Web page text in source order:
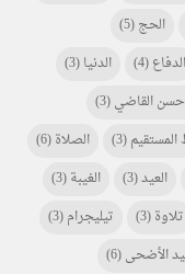
الحج(5)
الدفاع(4) الدنيا(3)
القاضي(3)
(3) الصلاة(6)
العيد(3) الغيبة(3)
تلاوة(3) تيليجرام(3)
الأضحى(6)